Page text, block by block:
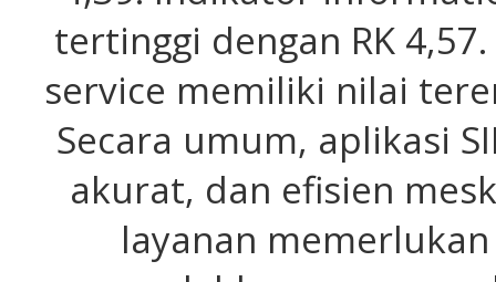
tertinggi dengan RK
service memiliki nilai
Secara umum, aplikasi
akurat, dan efisien
layanan